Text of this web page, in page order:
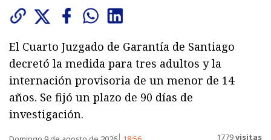
El Cuarto Juzgado de Garantía de Santiago
decretó la medida para tres adultos y la
internación provisoria de un menor de 14
años. Se fijó un plazo de 90 días de
investigación.
1779visitas